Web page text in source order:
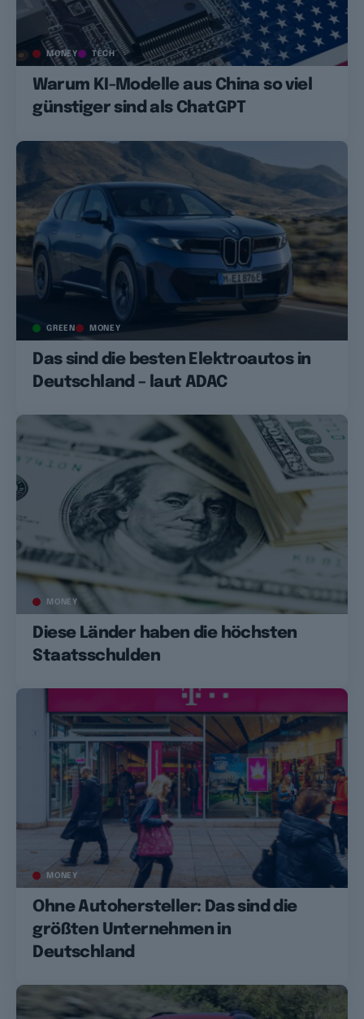
MONEY TECH
Warum KI-Modelle aus China so viel
günstiger sind als ChatGPT
GREEN MONEY
Das sind die besten Elektroautos in
Deutschland – laut ADAC
MONEY
Diese Länder haben die höchsten
Staatsschulden
MONEY
Ohne Autohersteller: Das sind die
größten Unternehmen in
Deutschland